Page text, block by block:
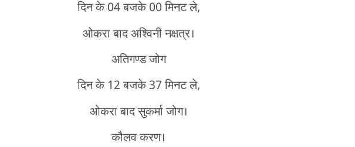
दिन के 04 बजके 00 मिनट ले,
ओकरा बाद अश्विनी नक्षत्र।
अतिगण्ड जोग
दिन के 12 बजके 37 मिनट ले,
ओकरा बाद सुकर्मा जोग।
कौलव करण।